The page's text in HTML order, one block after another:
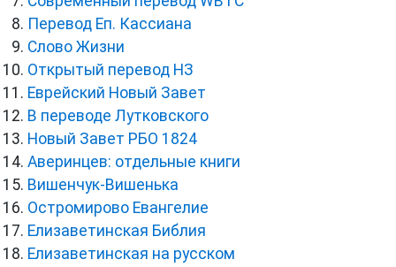
Перевод Еп. Кассиана
Слово Жизни
Открытый перевод НЗ
Еврейский Новый Завет
В переводе Лутковского
Новый Завет РБО 1824
Аверинцев: отдельные книги
Вишенчук-Вишенька
Остромирово Евангелие
Елизаветинская Библия
Елизаветинская на русском